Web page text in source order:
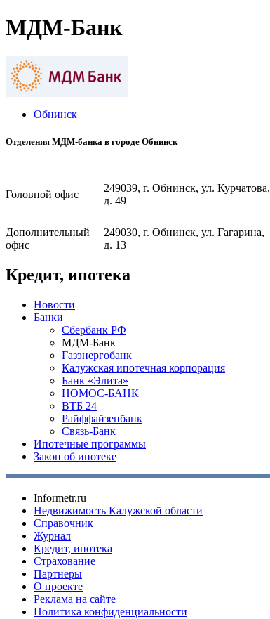
МДМ-Банк
Обнинск
Отделения МДМ-банка в городе Обнинск
Головной офис
249039, г. Обнинск, ул. Курчатова,
д. 49
Дополнительный
офис
249030, г. Обнинск, ул. Гагарина,
д. 13
Кредит, ипотека
Новости
Банки
Сбербанк РФ
МДМ-Банк
Газэнергобанк
Калужская ипотечная корпорация
Банк «Элита»
НОМОС-БАНК
ВТБ 24
Райффайзенбанк
Связь-Банк
Ипотечные программы
Закон об ипотеке
Informetr.ru
Недвижимость Калужской области
Справочник
Журнал
Кредит, ипотека
Страхование
Партнеры
O проекте
Реклама на сайте
Политика конфиденциальности